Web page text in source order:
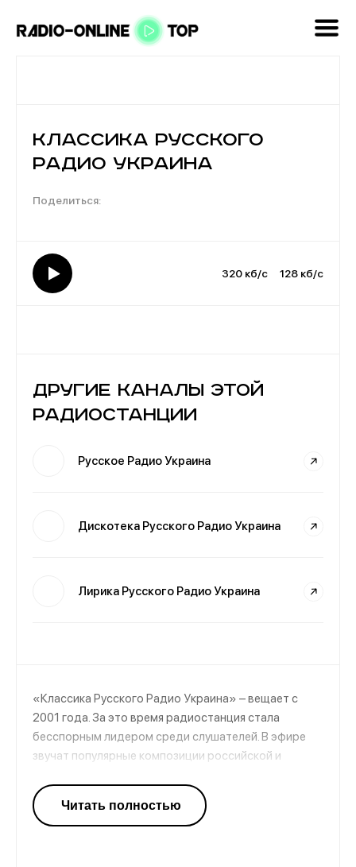
Классика Русского
Радио Украина
320 кб/с 128 кб/с
Другие каналы этой
радиостанции
Русское Радио Украина
Дискотека Русского Радио Украина
Лирика Русского Радио Украина
«Классика Русского Радио Украина» – вещает с
2001 года. За это время радиостанция стала
бесспорным лидером среди слушателей. В эфире
звучат популярные композиции российской и
в студии идут новости, развлекательные
программы, розыгрыши и хит-парады. Радио